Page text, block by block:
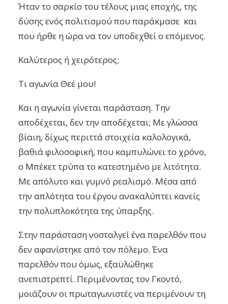
Ήταν το σαρκίο του τέλους μιας εποχής, της
δύσης ενός πολιτισμού που παράκμασε και
που ήρθε η ώρα να τον υποδεχθεί ο επόμενος.
Καλύτερος ή χειρότερος;
Τι αγωνία Θεέ μου!
Και η αγωνία γίνεται παράσταση. Την
αποδέχεται, δεν την αποδέχεται; Με γλώσσα
βίαιη, δίχως περιττά στοιχεία καλολογικά,
βαθιά φιλοσοφική, που καμπυλώνει το χρόνο,
ο Μπέκετ τρύπα το κατεστημένο με λιτότητα.
Με απόλυτο και γυμνό ρεαλισμό. Μέσα από
την απλότητα του έργου ανακαλύπτει κανείς
την πολυπλοκότητα της ύπαρξης.
Στην παράσταση νοσταλγεί ένα παρελθόν που
δεν αφανίστηκε από τον πόλεμο. Ένα
παρελθόν που όμως, εξαϋλώθηκε
ανεπιστρεπτί. Περιμένοντας τον Γκοντό,
μοιάζουν οι πρωταγωνιστές να περιμένουν τη